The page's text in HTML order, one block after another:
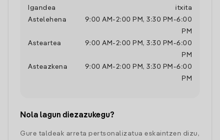
Igandea
itxita
Astelehena
9:00 AM - 2:00 PM , 3:30 PM -6:00
PM
Asteartea
9:00 AM - 2:00 PM , 3:30 PM -6:00
PM
Asteazkena
9:00 AM - 2:00 PM , 3:30 PM -6:00
PM
Nola lagun diezazukegu?
Gure taldeak arreta pertsonalizatua eskaintzen dizu,